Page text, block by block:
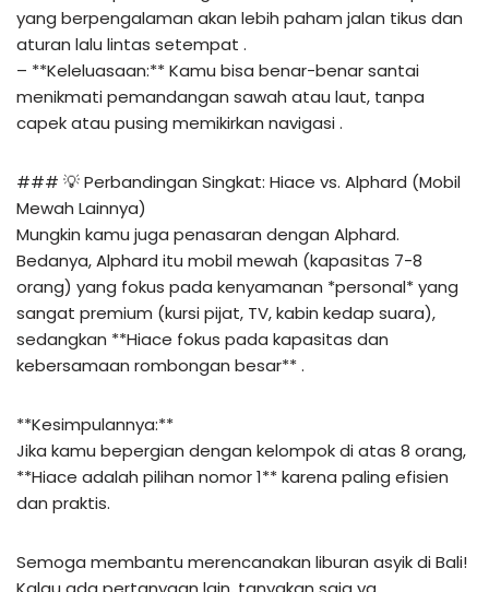
yang berpengalaman akan lebih paham jalan tikus dan
aturan lalu lintas setempat .
– **Keleluasaan:** Kamu bisa benar-benar santai
menikmati pemandangan sawah atau laut, tanpa
capek atau pusing memikirkan navigasi .
### 💡 Perbandingan Singkat: Hiace vs. Alphard (Mobil
Mewah Lainnya)
Mungkin kamu juga penasaran dengan Alphard.
Bedanya, Alphard itu mobil mewah (kapasitas 7-8
orang) yang fokus pada kenyamanan *personal* yang
sangat premium (kursi pijat, TV, kabin kedap suara),
sedangkan **Hiace fokus pada kapasitas dan
kebersamaan rombongan besar** .
**Kesimpulannya:**
Jika kamu bepergian dengan kelompok di atas 8 orang,
**Hiace adalah pilihan nomor 1** karena paling efisien
dan praktis.
Semoga membantu merencanakan liburan asyik di Bali!